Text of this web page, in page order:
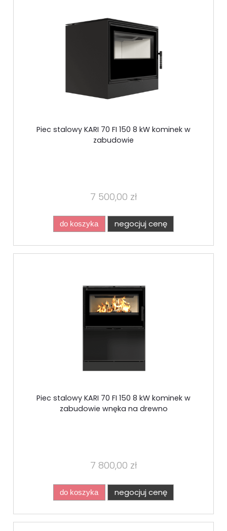
Piec stalowy KARI 70 FI 150 8 kW kominek w
zabudowie
7 500,00 zł
do koszyka negocjuj cenę
Piec stalowy KARI 70 FI 150 8 kW kominek w
zabudowie wnęka na drewno
7 800,00 zł
do koszyka negocjuj cenę